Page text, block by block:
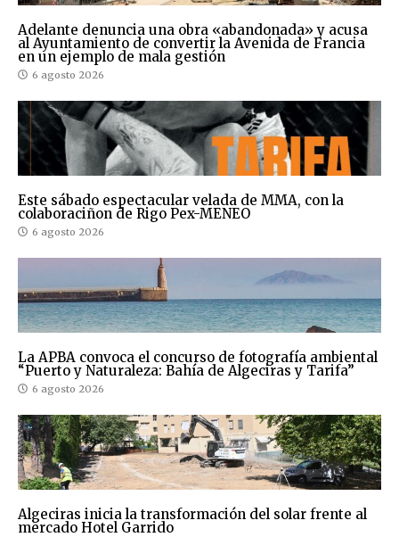
Adelante denuncia una obra «abandonada» y acusa
al Ayuntamiento de convertir la Avenida de Francia
en un ejemplo de mala gestión
6 agosto 2026
Este sábado espectacular velada de MMA, con la
colaboraciñon de Rigo Pex-MENEO
6 agosto 2026
La APBA convoca el concurso de fotografía ambiental
“Puerto y Naturaleza: Bahía de Algeciras y Tarifa”
6 agosto 2026
Algeciras inicia la transformación del solar frente al
mercado Hotel Garrido